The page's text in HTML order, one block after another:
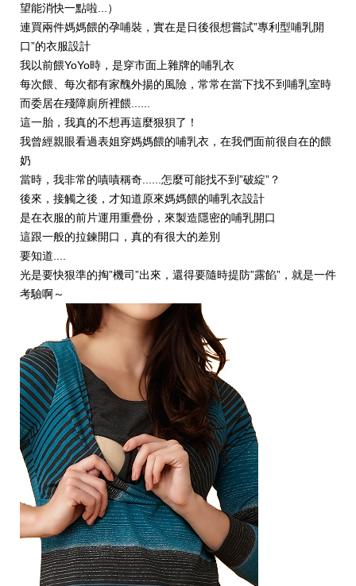
望能消快一點啦...）
連買兩件媽媽餵的孕哺裝，實在是日後很想嘗試”專利型哺乳開
口”的衣服設計
我以前餵YoYo時，是穿市面上雜牌的哺乳衣
每次餵、每次都有家醜外揚的風險，常常在當下找不到哺乳室時
而委居在殘障廁所裡餵......
這一胎，我真的不想再這麼狠狽了！
我曾經親眼看過表姐穿媽媽餵的哺乳衣，在我們面前很自在的餵
奶
當時，我非常的嘖嘖稱奇......怎麼可能找不到”破綻”？
後來，接觸之後，才知道原來媽媽餵的哺乳衣設計
是在衣服的前片運用重疊份，來製造隱密的哺乳開口
這跟一般的拉鍊開口，真的有很大的差別
要知道....
光是要快狠準的掏”機司”出來，還得要隨時提防”露餡”，就是一件
考驗啊～